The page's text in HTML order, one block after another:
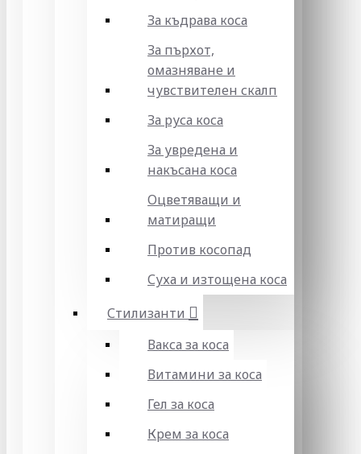
За къдрава коса
За пърхот,
омазняване и
чувствителен скалп
За руса коса
За увредена и
накъсана коса
Оцветяващи и
матиращи
Против косопад
Суха и изтощена коса
Стилизанти
Вакса за коса
Витамини за коса
Гел за коса
Крем за коса